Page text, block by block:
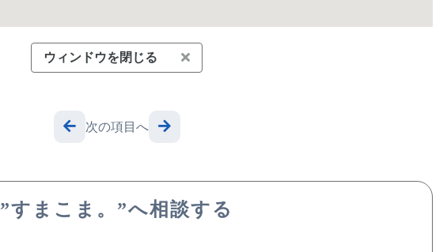
ウィンドウを閉じる
次の項目へ
”すまこま。”へ相談する